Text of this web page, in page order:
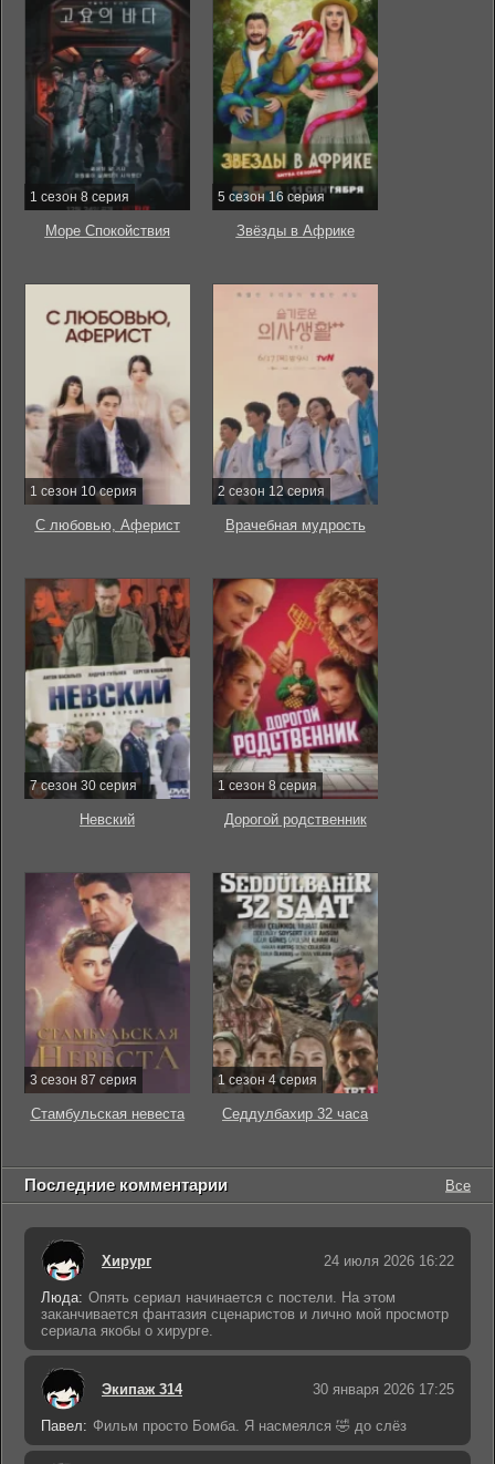
1 сезон 8 серия
Море Спокойствия
5 сезон 16 серия
Звёзды в Африке
1 сезон 10 серия
С любовью, Аферист
2 сезон 12 серия
Врачебная мудрость
7 сезон 30 серия
Невский
1 сезон 8 серия
Дорогой родственник
3 сезон 87 серия
Стамбульская невеста
1 сезон 4 серия
Седдулбахир 32 часа
Последние комментарии Все
Хирург 24 июля 2026 16:22
Люда: Опять сериал начинается с постели. На этом
заканчивается фантазия сценаристов и лично мой просмотр
сериала якобы о хирурге.
Экипаж 314 30 января 2026 17:25
Павел: Фильм просто Бомба. Я насмеялся 🤣 до слёз